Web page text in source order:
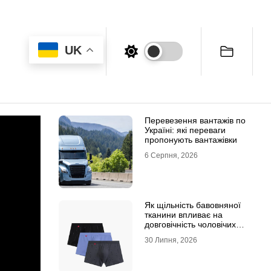
UK
Перевезення вантажів по
Україні: які переваги
пропонують вантажівки
6 Серпня, 2026
Як щільність бавовняної
тканини впливає на
довговічність чоловічих
30 Липня, 2026